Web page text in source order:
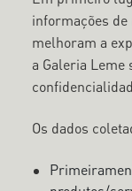
informações de
melhoram a
a Galeria Leme
Os dados